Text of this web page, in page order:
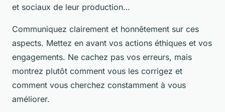
et sociaux de leur production…
Communiquez clairement et honnêtement sur ces
aspects. Mettez en avant vos actions éthiques et vos
engagements. Ne cachez pas vos erreurs, mais
montrez plutôt comment vous les corrigez et
comment vous cherchez constamment à vous
améliorer.